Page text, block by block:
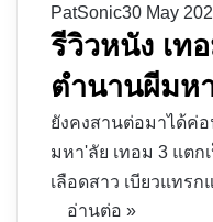
PatSonic30 May
รีวิวหนัง เท
ตำนานผีมห
ยังคงสานต่อมาได้ค่
มหา'ลัย เทอม 3 แตก
เลือดสาว เบียวแทร
อ่านต่อ »